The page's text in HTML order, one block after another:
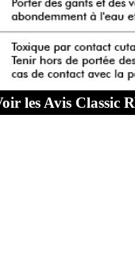
les Avis Classic